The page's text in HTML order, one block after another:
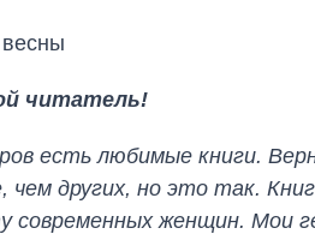
читатель!
есть любимые книги.
чем других, но это так.
современных женщин. Мои